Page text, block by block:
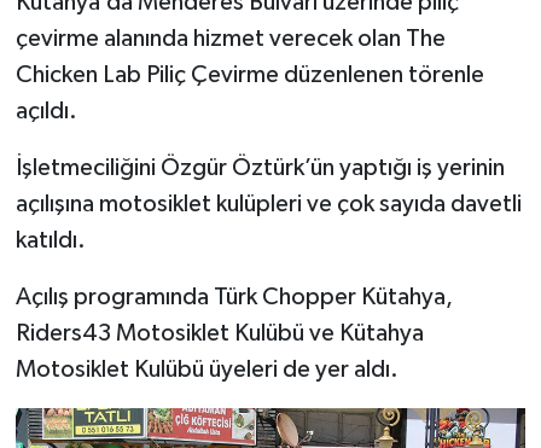
çevirme alanında hizmet verecek olan The
Chicken Lab Piliç Çevirme düzenlenen törenle
açıldı.
İşletmeciliğini Özgür Öztürk’ün yaptığı iş yerinin
açılışına motosiklet kulüpleri ve çok sayıda davetli
katıldı.
Açılış programında Türk Chopper Kütahya,
Riders43 Motosiklet Kulübü ve Kütahya
Motosiklet Kulübü üyeleri de yer aldı.
Köşe Yazıları
Kültür Sanat
Kütahya
Magazin
Otomobil
Pazarlar